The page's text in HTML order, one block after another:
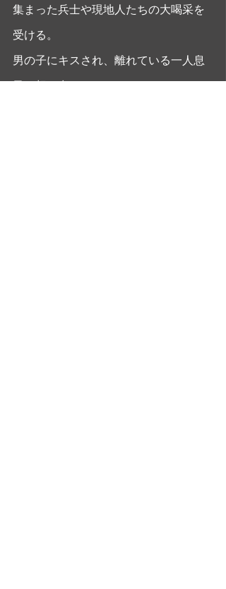
集まった兵士や現地人たちの大喝采を
受ける。
男の子にキスされ、離れている一人息
子を想い出す。